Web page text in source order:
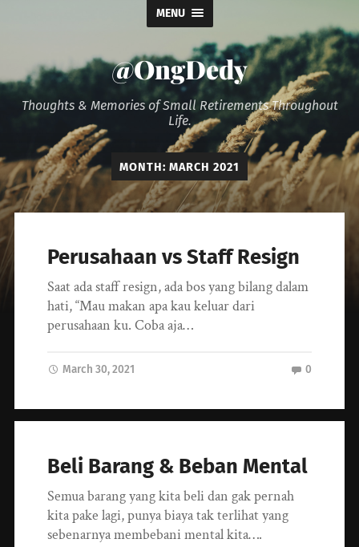
MENU
@OngDedy
Thoughts & Memories of Small Retirements Throughout
Life.
MONTH: MARCH 2021
Perusahaan vs Staff Resign
Saat ada staff resign, ada bos yang bilang dalam
hati, “Mau makan apa kau keluar dari
perusahaan ku. Coba aja…
March 30, 2021 0
Beli Barang & Beban Mental
Semua barang yang kita beli dan gak pernah
kita pake lagi, punya biaya tak terlihat yang
sebenarnya membebani mental kita….